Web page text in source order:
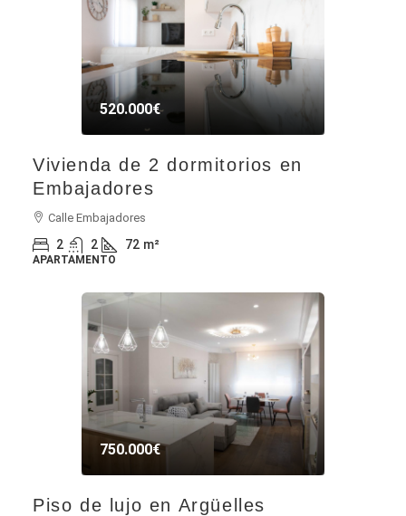
520.000€
Vivienda de 2 dormitorios en
Embajadores
Calle Embajadores
2 2 72 m²
APARTAMENTO
750.000€
Piso de lujo en Argüelles